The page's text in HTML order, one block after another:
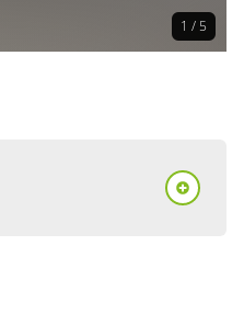
1 / 5